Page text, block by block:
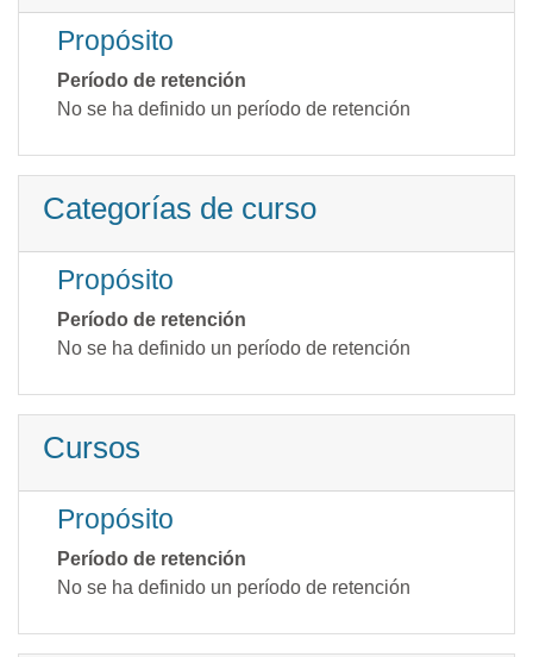
Propósito
Período de retención
No se ha definido un período de retención
Categorías de curso
Propósito
Período de retención
No se ha definido un período de retención
Cursos
Propósito
Período de retención
No se ha definido un período de retención